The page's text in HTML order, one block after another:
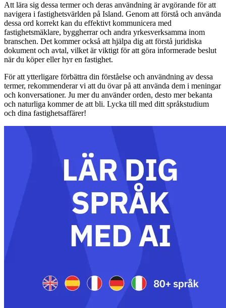
Att lära sig dessa termer och deras användning är avgörande för att
navigera i fastighetsvärlden på Island. Genom att förstå och använda
dessa ord korrekt kan du effektivt kommunicera med
fastighetsmäklare, byggherrar och andra yrkesverksamma inom
branschen. Det kommer också att hjälpa dig att förstå juridiska
dokument och avtal, vilket är viktigt för att göra informerade beslut
när du köper eller hyr en fastighet.
För att ytterligare förbättra din förståelse och användning av dessa
termer, rekommenderar vi att du övar på att använda dem i meningar
och konversationer. Ju mer du använder orden, desto mer bekanta
och naturliga kommer de att bli. Lycka till med ditt språkstudium
och dina fastighetsaffärer!